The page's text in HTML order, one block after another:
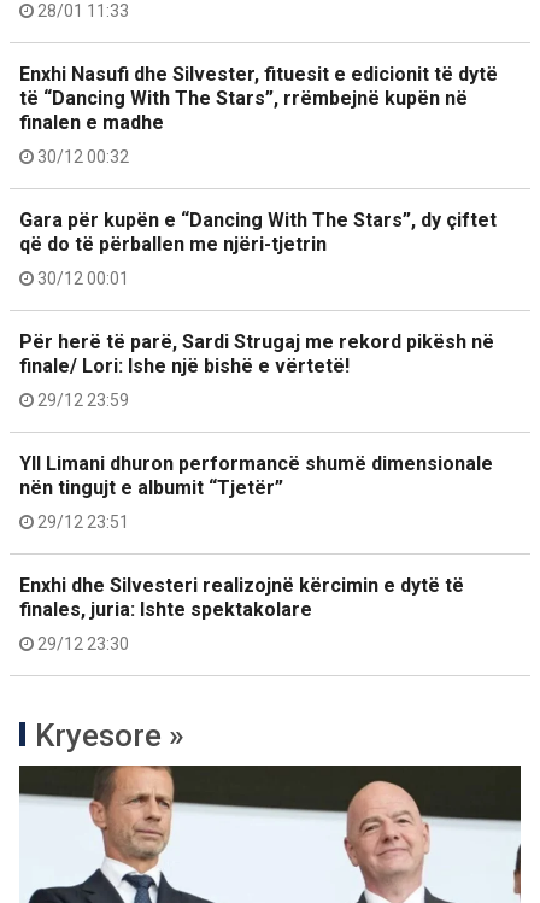
28/01 11:33
Enxhi Nasufi dhe Silvester, fituesit e edicionit të dytë
të “Dancing With The Stars”, rrëmbejnë kupën në
finalen e madhe
30/12 00:32
Gara për kupën e “Dancing With The Stars”, dy çiftet
që do të përballen me njëri-tjetrin
30/12 00:01
Për herë të parë, Sardi Strugaj me rekord pikësh në
finale/ Lori: Ishe një bishë e vërtetë!
29/12 23:59
Yll Limani dhuron performancë shumë dimensionale
nën tingujt e albumit “Tjetër”
29/12 23:51
Enxhi dhe Silvesteri realizojnë kërcimin e dytë të
finales, juria: Ishte spektakolare
29/12 23:30
Kryesore »